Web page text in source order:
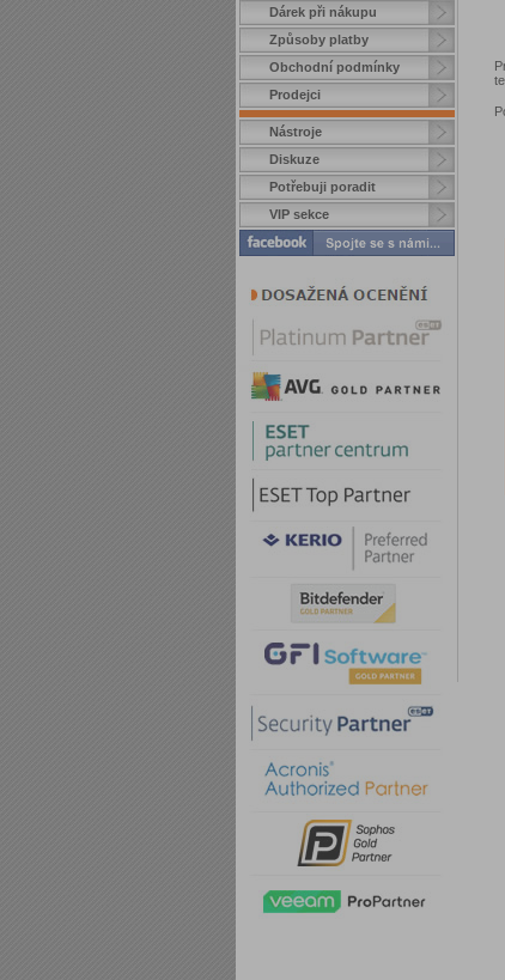
Dárek při nákupu
Způsoby platby
Obchodní podmínky
Prodejci
Nástroje
Diskuze
Potřebuji poradit
VIP sekce